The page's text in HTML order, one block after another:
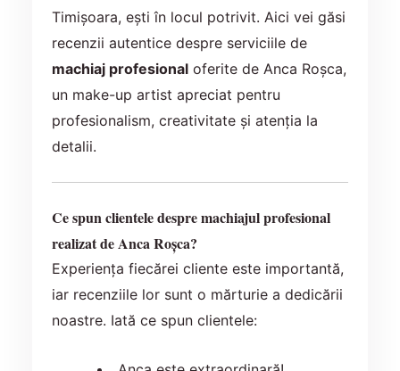
Timișoara, ești în locul potrivit. Aici vei găsi
recenzii autentice despre serviciile de
machiaj profesional oferite de Anca Roșca,
un make-up artist apreciat pentru
profesionalism, creativitate și atenția la
detalii.
Ce spun clientele despre machiajul profesional
realizat de Anca Roșca?
Experiența fiecărei cliente este importantă,
iar recenziile lor sunt o mărturie a dedicării
noastre. Iată ce spun clientele: